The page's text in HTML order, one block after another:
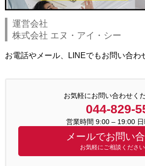
運営会社
株式会社 エヌ・アイ・シー
お電話やメール、LINEでもお問い合わ
お気軽にお問い合わせく
044-829-
営業時間 9:00 – 19:00
メールでお問い
お気軽にご相談ください